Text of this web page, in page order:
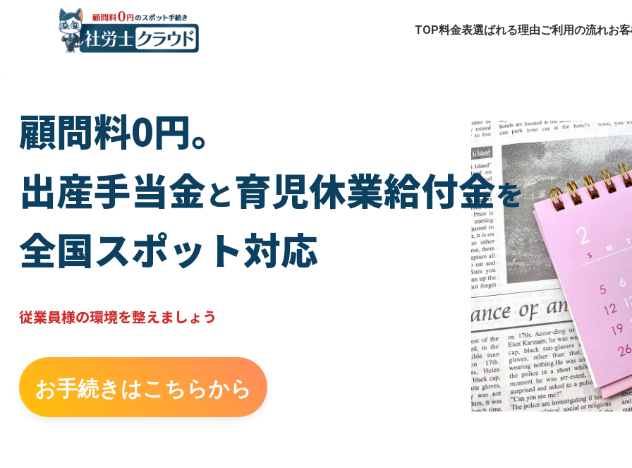
TOP料金表選ばれる理由ご利用の流れお
顧問料0円。
出産手当金と育児休業給付金を
全国スポット対応
従業員様の環境を整えましょう
お手続きはこちらから